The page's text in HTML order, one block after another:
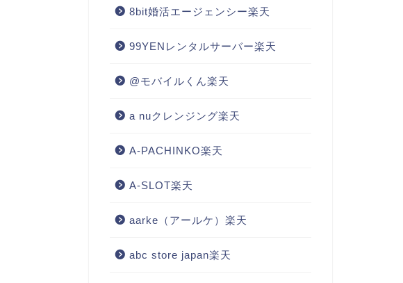
8bit婚活エージェンシー楽天
99YENレンタルサーバー楽天
@モバイルくん楽天
a nuクレンジング楽天
A-PACHINKO楽天
A-SLOT楽天
aarke（アールケ）楽天
abc store japan楽天